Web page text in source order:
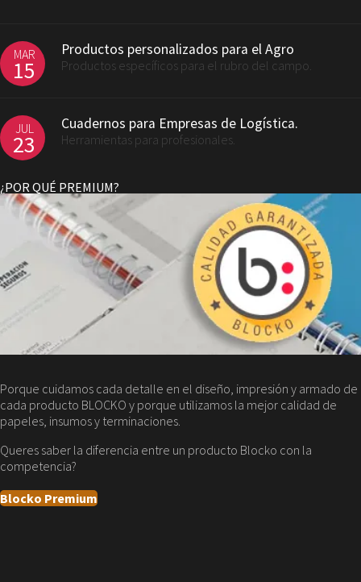
MAR
15
Productos personalizados para el Agro
Productos específicos para el rubro del campo.
JUL
23
Cuadernos para Empresas de Logística.
Herramientas para profesionales.
¿POR QUÉ PREMIUM?
Porque cuidamos cada detalle en el diseño, impresión y armado de
cada producto BLOCKO y porque utilizamos la mejor calidad de
papeles, insumos y terminaciones.
Queres saber la diferencia entre un producto Blocko con la
competencia?
Blocko Premium